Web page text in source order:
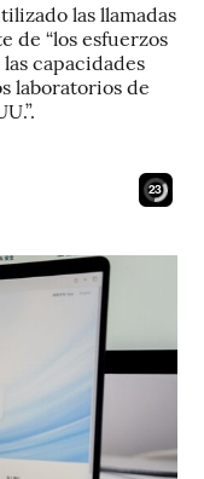
las llamadas
de “los esfuerzos
capacidades
laboratorios de
21